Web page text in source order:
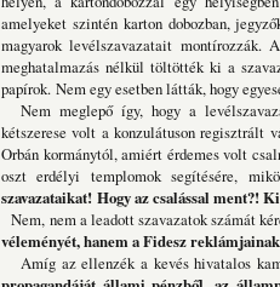
amelyeket szintén karton dobozban,
magyarok levélszavazatait montírozzák.
meghatalmazás nélkül töltötték ki a
papírok. Nem egy esetben látták, hogy
Nem meglepő így, hogy a
kétszerese volt a konzulátuson regisztrált
Orbán kormánytól, amiért érdemes volt
oszt erdélyi templomok segítésére,
szavazataikat! Hogy az csalással ment?!
Nem, nem a leadott szavazatok számát
véleményét, hanem a Fidesz
Amíg az ellenzék a kevés hivatalos